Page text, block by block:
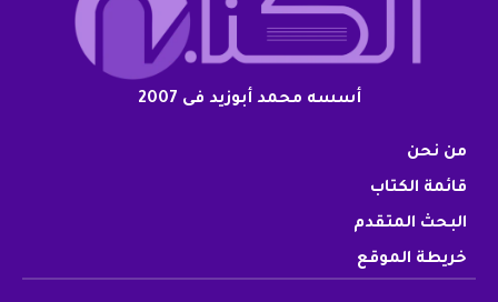
أسسه محمد أبوزيد فى 2007
من نحن
قائمة الكتاب
البحث المتقدم
خريطة الموقع